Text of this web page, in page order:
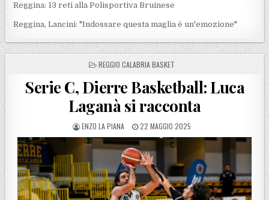
Reggina: 13 reti alla Polisportiva Bruinese
Reggina, Lancini: "Indossare questa maglia è un'emozione"
POSTED IN
REGGIO CALABRIA BASKET
Serie C, Dierre Basketball: Luca
Laganà si racconta
POSTED BY
ENZO LA PIANA POSTED ON
22 MAGGIO 2025